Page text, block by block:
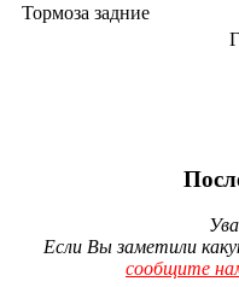
Тормоза задние
Если Вы заметили
сообщите